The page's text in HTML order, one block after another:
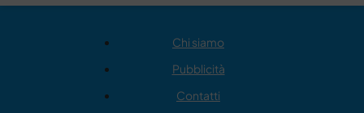
Chi siamo
Pubblicità
Contatti